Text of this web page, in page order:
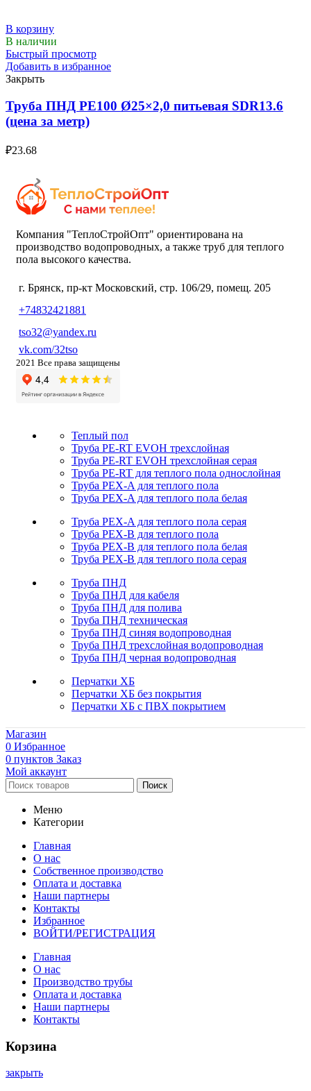
В корзину
В наличии
Быстрый просмотр
Добавить в избранное
Закрыть
Труба ПНД РЕ100 Ø25×2,0 питьевая SDR13.6
(цена за метр)
₽23.68
Компания "ТеплоСтройОпт" ориентирована на
производство водопроводных, а также труб для теплого
пола высокого качества.
г. Брянск, пр-кт Московский, стр. 106/29, помещ. 205
+74832421881
tso32@yandex.ru
vk.com/32tso
2021 Все права защищены
Теплый пол
Труба PE-RT EVOH трехслойная
Труба PE-RT EVOH трехслойная серая
Труба PE-RT для теплого пола однослойная
Труба PEX-A для теплого пола
Труба PEX-A для теплого пола белая
Труба PEX-A для теплого пола серая
Труба PEX-B для теплого пола
Труба PEX-B для теплого пола белая
Труба PEX-B для теплого пола серая
Труба ПНД
Труба ПНД для кабеля
Труба ПНД для полива
Труба ПНД техническая
Труба ПНД синяя водопроводная
Труба ПНД трехслойная водопроводная
Труба ПНД черная водопроводная
Перчатки ХБ
Перчатки ХБ без покрытия
Перчатки ХБ с ПВХ покрытием
Магазин
0 Избранное
0 пунктов Заказ
Мой аккаунт
Поиск
Меню
Категории
Главная
О нас
Собственное производство
Оплата и доставка
Наши партнеры
Контакты
Избранное
ВОЙТИ/РЕГИСТРАЦИЯ
Главная
О нас
Производство трубы
Оплата и доставка
Наши партнеры
Контакты
Корзина
закрыть